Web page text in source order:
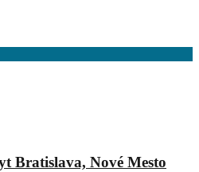
Bratislava, Nové Mesto